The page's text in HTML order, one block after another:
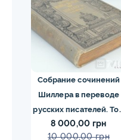
Собрание сочинений
Шиллера в переводе
русских писателей.
1-4. Шиллер 1901-1902
8 000,00 грн
10 000,00 грн